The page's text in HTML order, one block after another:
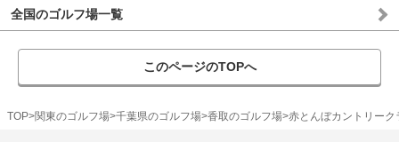
全国のゴルフ場一覧
このページのTOPへ
TOP 関東のゴルフ場 千葉県のゴルフ場 香取のゴルフ場 赤とんぼカントリー